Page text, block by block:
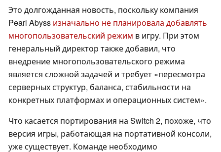
Это долгожданная новость, поскольку компания
Pearl Abyss изначально не планировала добавлять
многопользовательский режим в игру. При этом
генеральный директор также добавил, что
внедрение многопользовательского режима
является сложной задачей и требует «пересмотра
серверных структур, баланса, стабильности на
конкретных платформах и операционных систем».
Что касается портирования на Switch 2, похоже, что
версия игры, работающая на портативной консоли,
уже существует. Команде необходимо